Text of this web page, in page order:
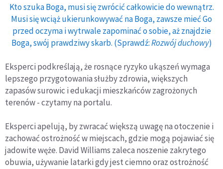
Kto szuka Boga, musi się zwrócić całkowicie do wewnątrz.
Musi się wciąż ukierunkowywać na Boga, zawsze mieć Go
przed oczyma i wytrwale zapominać o sobie, aż znajdzie
Boga, swój prawdziwy skarb. (Sprawdź:Rozwój duchowy)
Eksperci podkreślają, że rosnące ryzyko ukąszeń wymaga
lepszego przygotowania służby zdrowia, większych
zapasów surowic i edukacji mieszkańców zagrożonych
terenów - czytamy na portalu.
Eksperci apelują, by zwracać większą uwagę na otoczenie i
zachować ostrożność w miejscach, gdzie mogą pojawiać się
jadowite węże. David Williams zaleca noszenie zakrytego
obuwia, używanie latarki gdy jest ciemno oraz ostrożność